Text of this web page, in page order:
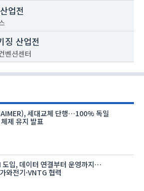
업전
징 산업전
벤션센터
세대교체 단행…100% 독일
제 유지 발표
도입, 데이터 연결부터 운영까지…
와전기·VNTG 협력